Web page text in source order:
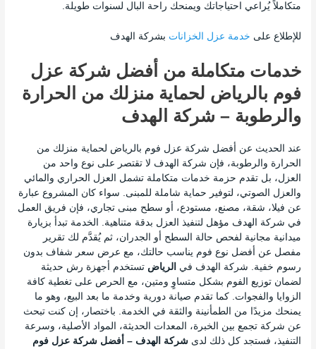
متكاملاً يُراعي احتياجاتك ويمنحك راحة البال لسنوات طويلة.
للإطلاع على خدمة عزل الخزانات بشركة الهدف
خدمات متكاملة من أفضل شركة عزل
فوم بالرياض لحماية منزلك من الحرارة
والرطوبة – شركة الهدف
عند الحديث عن أفضل شركة عزل فوم بالرياض لحماية منزلك من
الحرارة والرطوبة، فإن شركة الهدف لا تقتصر على نوع واحد من
العزل، بل تقدم حزمة خدمات متكاملة تشمل العزل الحراري والمائي
والعزل الصوتي، لتوفير حماية شاملة للمبنى. سواء كان المشروع عبارة
عن فيلا، شقة، مصنع، مستودع، أو سطح مبنى تجاري، فإن فريق العمل
في شركة الهدف مؤهل لتنفيذ العزل بدقة متناهية. الخدمة تبدأ بزيارة
ميدانية مجانية لفحص حالة السطح أو الجدران، ثم يُقدَّم لك تقرير
مفصل عن أفضل نوع فوم يناسب حالتك، مع عرض سعر شفاف بدون
رسوم خفية. شركة الهدف في الرياض تستخدم أجهزة رش حديثة
لضمان توزيع الفوم بشكل متساوٍ ومتين، مع الحرص على تغطية كافة
الزوايا والفجوات. كما تقدم صيانة دورية وخدمة ما بعد البيع، وهو ما
يمنحك مزيدًا من الطمأنينة والثقة في الخدمة. باختصار، إن كنت تبحث
عن شركة تجمع بين الخبرة، المعدات الحديثة، المواد الأصلية، وسرعة
التنفيذ، فستجد كل ذلك لدىشركة الهدف – أفضل شركة عزل فوم